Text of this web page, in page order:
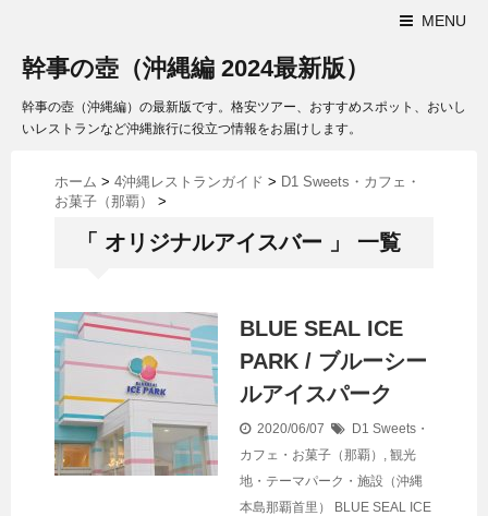
MENU
幹事の壺（沖縄編 2024最新版）
幹事の壺（沖縄編）の最新版です。格安ツアー、おすすめスポット、おいし
いレストランなど沖縄旅行に役立つ情報をお届けします。
ホーム > 4沖縄レストランガイド > D1 Sweets・カフェ・
お菓子（那覇）
>
「 オリジナルアイスバー 」 一覧
BLUE SEAL ICE
PARK / ブルーシー
ルアイスパーク
2020/06/07
D1 Sweets・
カフェ・お菓子（那覇） , 観光
地・テーマパーク・施設（沖縄
本島那覇首里）
BLUE SEAL ICE